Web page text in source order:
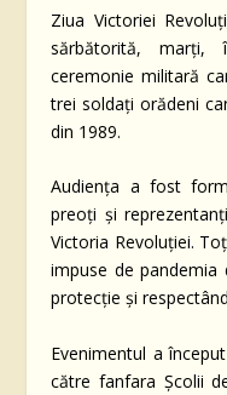
Ziua Victoriei
sărbătorită, marţi,
ceremonie militară
trei soldaţi orădeni
din 1989.
Audienţa a fost
preoţi şi
Victoria Revoluţiei.
impuse de
protecţie și
Evenimentul a
către fanfara Şcolii